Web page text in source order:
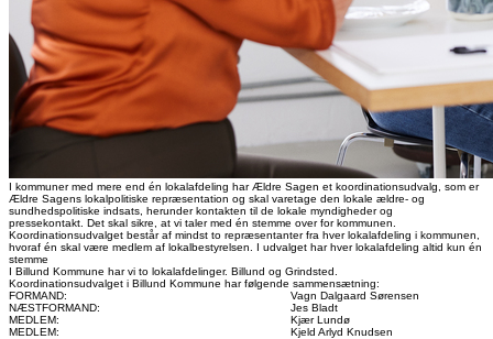
I kommuner med mere end én lokalafdeling har Ældre Sagen et koordinationsudvalg, som er
Ældre Sagens lokalpolitiske repræsentation og skal varetage den lokale ældre- og
sundhedspolitiske indsats, herunder kontakten til de lokale myndigheder og
pressekontakt. Det skal sikre, at vi taler med én stemme over for kommunen.
Koordinationsudvalget består af mindst to repræsentanter fra hver lokalafdeling i kommunen,
hvoraf én skal være medlem af lokalbestyrelsen. I udvalget har hver lokalafdeling altid kun én
stemme
I Billund Kommune har vi to lokalafdelinger. Billund og Grindsted.
Koordinationsudvalget i Billund Kommune har følgende sammensætning:
FORMAND:
Vagn Dalgaard Sørensen
NÆSTFORMAND:
Jes Bladt
MEDLEM:
Kjær Lundø
MEDLEM:
Kjeld Arlyd Knudsen